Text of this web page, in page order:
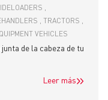
TRACTORS
VEHICLES
de la cabeza de tu
Leer más